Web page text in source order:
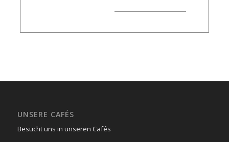
UNSERE CAFÉS
Besucht uns in unseren Cafés